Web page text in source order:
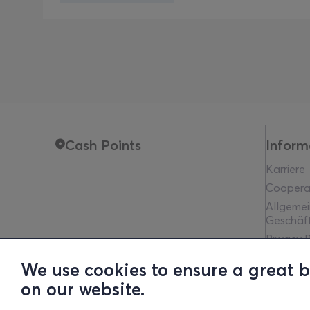
We use cookies to ensure a great
on our website.
Cash Points
Karriere
Privacy